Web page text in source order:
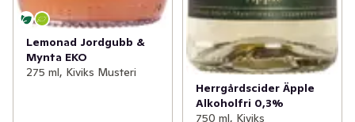
Lemonad Jordgubb &
Mynta EKO
275 ml, Kiviks Musteri
Herrgårdscider Äpple
Alkoholfri 0,3%
750 ml, Kiviks